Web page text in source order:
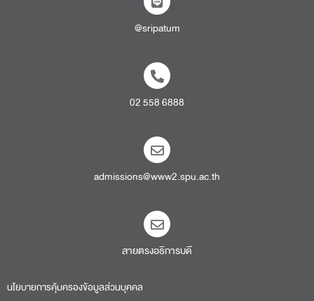
@sripatum
02 558 6888
admissions@www2.spu.ac.th
สายตรงอธิการบดี​
นโยบายการคุ้มครองข้อมูลส่วนบุคคล